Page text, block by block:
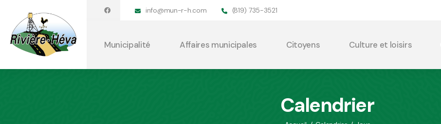
info@mun-r-h.com (819) 735-3521
Municipalité Affaires municipales Citoyens Culture et loisirs
Calendrier